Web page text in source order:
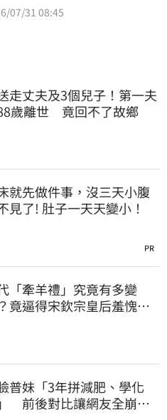
07/31 08:45
走丈夫及3個兒子！第一夫
歲離世 竟回不了故鄉
就先做件事，沒三天小腹
見了! 肚子一天天變小！
PR
「牽羊禮」究竟有多變
竟逼得宋欽宗皇后羞愧自
普妹「3年拼減肥、學化
前後對比讓網友全崩